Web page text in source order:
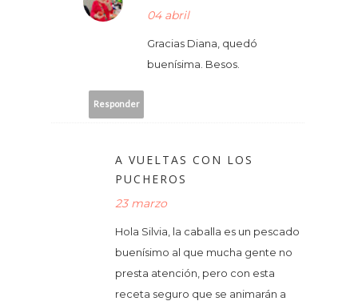
04 abril
Gracias Diana, quedó
buenísima. Besos.
Responder
A VUELTAS CON LOS
PUCHEROS
23 marzo
Hola Silvia, la caballa es un pescado
buenísimo al que mucha gente no
presta atención, pero con esta
receta seguro que se animarán a